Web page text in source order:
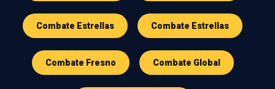
Combate Estrellas Combate Estrellas
Combate Fresno Combate Global